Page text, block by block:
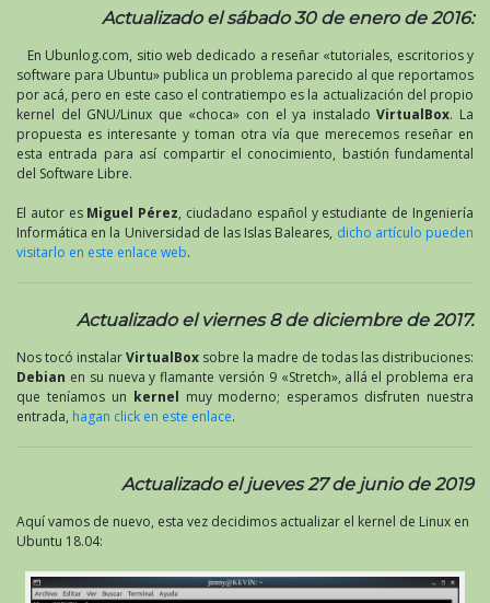
Actualizado el sábado 30 de enero de 2016:
En Ubunlog.com, sitio web dedicado a reseñar «tutoriales, escritorios y
software para Ubuntu» publica un problema parecido al que reportamos
por acá, pero en este caso el contratiempo es la actualización del propio
kernel del GNU/Linux que «choca» con el ya instaladoVirtualBox. La
propuesta es interesante y toman otra vía que merecemos reseñar en
esta entrada para así compartir el conocimiento, bastión fundamental
del Software Libre.
El autor es Miguel Pérez, ciudadano español y estudiante de Ingeniería
Informática en la Universidad de las Islas Baleares, dicho artículo pueden
visitarlo en este enlace web.
Actualizado el viernes 8 de diciembre de 2017.
Nos tocó instalarVirtualBox sobre la madre de todas las distribuciones:
Debian en su nueva y flamante versión 9 «Stretch», allá el problema era
que teníamos un kernel muy moderno; esperamos disfruten nuestra
entrada, hagan click en este enlace.
Actualizado el jueves 27 de junio de 2019
Aquí vamos de nuevo, esta vez decidimos actualizar el kernel de Linux en
Ubuntu 18.04: